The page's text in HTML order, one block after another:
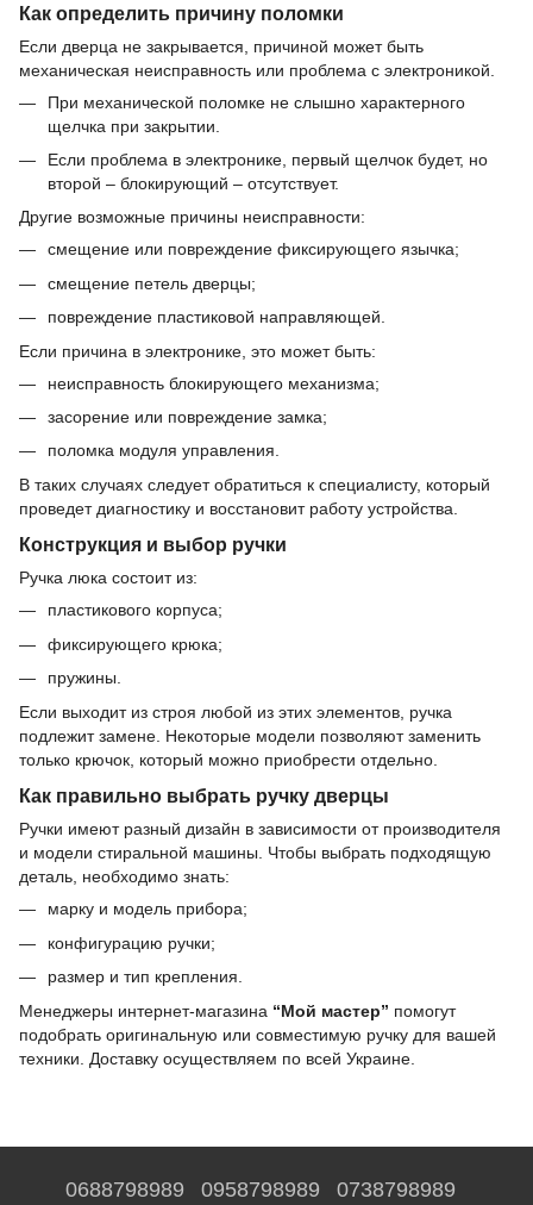
Как определить причину поломки
Если дверца не закрывается, причиной может быть
механическая неисправность или проблема с электроникой.
При механической поломке не слышно характерного
щелчка при закрытии.
Если проблема в электронике, первый щелчок будет, но
второй – блокирующий – отсутствует.
Другие возможные причины неисправности:
смещение или повреждение фиксирующего язычка;
смещение петель дверцы;
повреждение пластиковой направляющей.
Если причина в электронике, это может быть:
неисправность блокирующего механизма;
засорение или повреждение замка;
поломка модуля управления.
В таких случаях следует обратиться к специалисту, который
проведет диагностику и восстановит работу устройства.
Конструкция и выбор ручки
Ручка люка состоит из:
пластикового корпуса;
фиксирующего крюка;
пружины.
Если выходит из строя любой из этих элементов, ручка
подлежит замене. Некоторые модели позволяют заменить
только крючок, который можно приобрести отдельно.
Как правильно выбрать ручку дверцы
Ручки имеют разный дизайн в зависимости от производителя
и модели стиральной машины. Чтобы выбрать подходящую
деталь, необходимо знать:
марку и модель прибора;
конфигурацию ручки;
размер и тип крепления.
Менеджеры интернет-магазина “Мой мастер” помогут
подобрать оригинальную или совместимую ручку для вашей
техники. Доставку осуществляем по всей Украине.
0688798989 0958798989 0738798989